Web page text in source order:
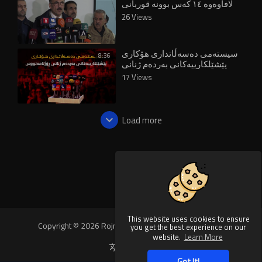
This website uses cookies to ensure
you get the best experience on our
website. Learn More
لافاوەوە ١٤ کەس بوونە قوربانی
26 Views
8:36 سیستەمی دەسەڵاتداری هۆکاری
پێشێلکارییەکانی بەردەم ژنانی
ڕۆژنامەنووس
17 Views
Load more
Copyright © 2026 Rojnews Video. All rights reserved.
Language